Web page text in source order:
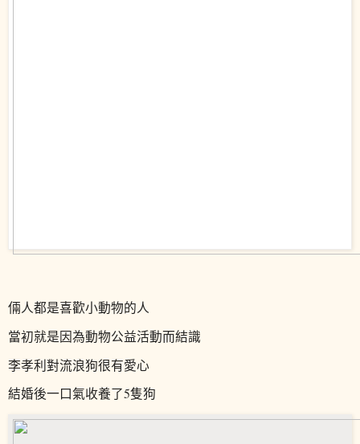
倆人都是喜歡小動物的人
當初就是因為動物公益活動而結識
李孝利對流浪狗很有愛心
結婚後一口氣收養了5隻狗